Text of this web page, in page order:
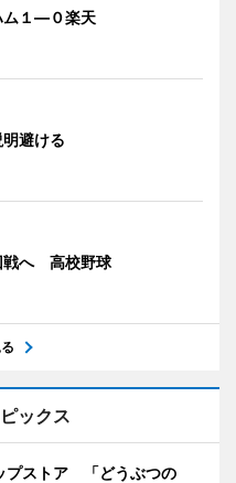
ム１―０楽天
避ける
戦へ 高校野球
ックス
プストア 「どうぶつの